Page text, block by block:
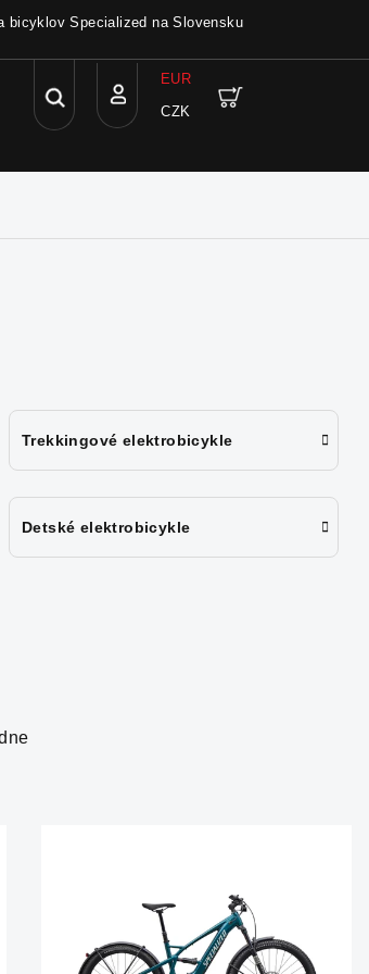
bicyklov Specialized na Slovensku
Hľadať
Prihlásenie
EUR
CZK
košík
Trekkingové elektrobicykle
Detské elektrobicykle